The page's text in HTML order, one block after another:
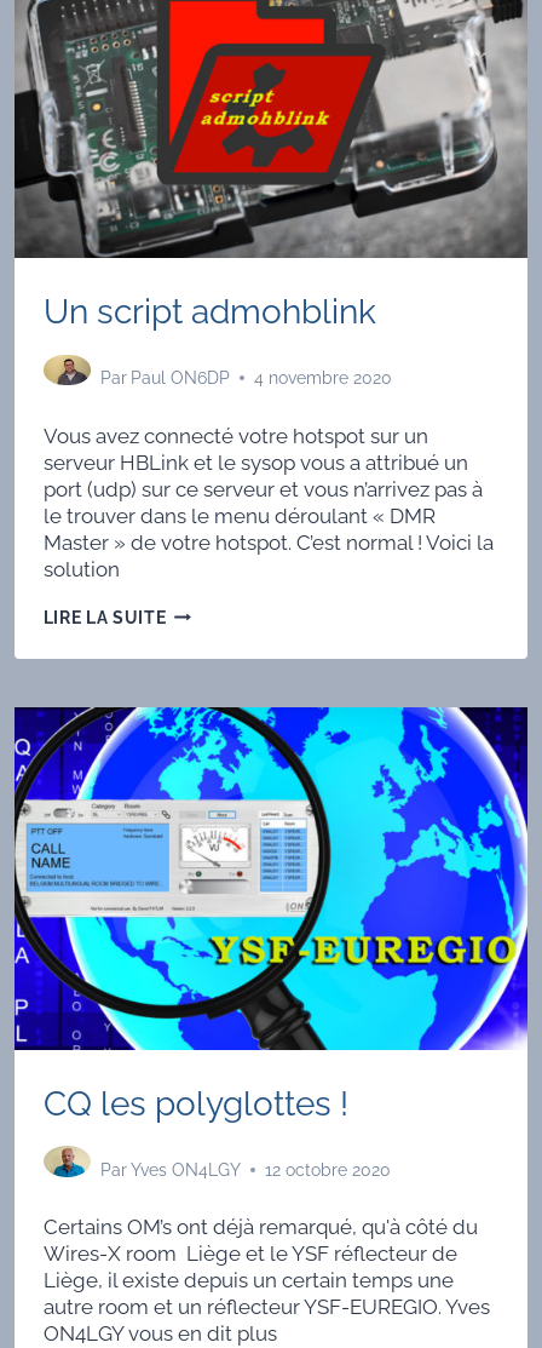
Un script admohblink
Par Paul ON6DP 4 novembre 2020
Vous avez connecté votre hotspot sur un
serveur HBLink et le sysop vous a attribué un
port (udp) sur ce serveur et vous n’arrivez pas à
le trouver dans le menu déroulant « DMR
Master » de votre hotspot. C’est normal ! Voici la
solution
LIRE LA SUITEUN
ADMOHBLINK
CQ les polyglottes !
Par Yves ON4LGY 12 octobre 2020
Certains OM’s ont déjà remarqué, qu'à côté du
Wires-X room Liège et le YSF réflecteur de
Liège, il existe depuis un certain temps une
autre room et un réflecteur YSF-EUREGIO. Yves
ON4LGY vous en dit plus